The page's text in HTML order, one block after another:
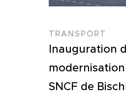
TRANSPORT
Inauguration
SNCF de